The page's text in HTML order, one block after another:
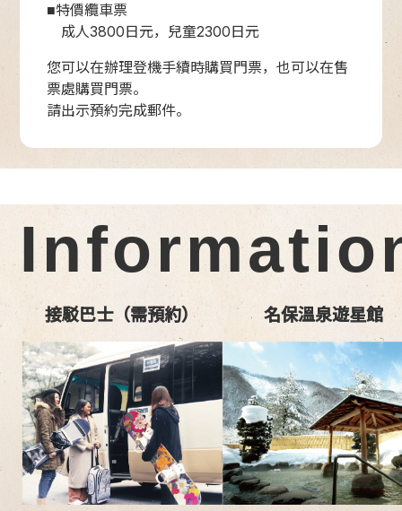
■特價纜車票
成人3800日元，兒童2300日元
您可以在辦理登機手續時購買門票，也可以在售
票處購買門票。
請出示預約完成郵件。
接駁巴士（需預約） 名保溫泉遊星館